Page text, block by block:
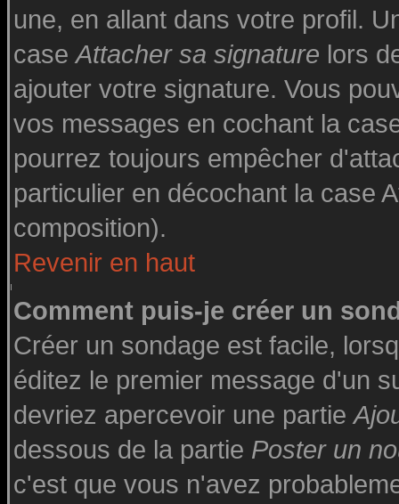
une, en allant dans votre profil.
caseAttacher sa signature lors
ajouter votre signature. Vous
vos messages en cochant la
pourrez toujours empêcher
particulier en décochant la case
composition).
Revenir en haut
Comment puis-je créer un
Créer un sondage est facile,
éditez le premier message d'un
devriez apercevoir une partie
dessous de la partie Poster un
c'est que vous n'avez